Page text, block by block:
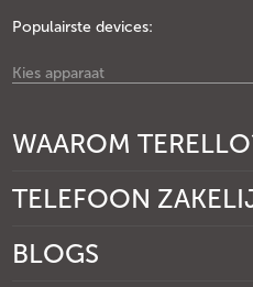
Populairste devices:
Kies apparaat
WAAROM
TELEFOON
BLOGS